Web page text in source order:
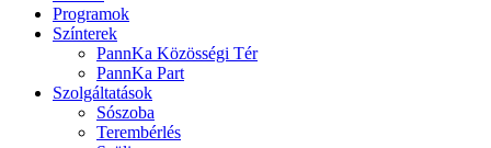
Programok
Színterek
PannKa Közösségi Tér
PannKa Part
Szolgáltatások
Sószoba
Terembérlés